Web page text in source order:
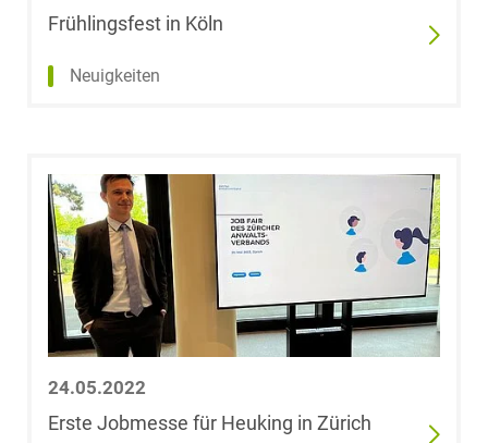
Frühlingsfest in Köln
Neuigkeiten
24.05.2022
Erste Jobmesse für Heuking in Zürich